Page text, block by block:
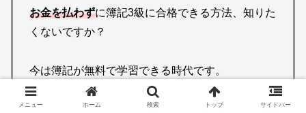
お金を払わずに簿記3級に合格できる方法、知りた
くないですか？
今は簿記が無料で学習できる時代です。
最新の簿記3級無料テキストはもちろんのこと、問
メニュー ホーム 検索 トップ サイドバー